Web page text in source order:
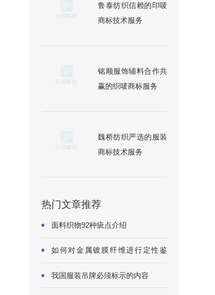
鲁泰纺织信赖的印唛
商标技术服务
铭顺服饰辅料合作共
赢的织唛商标服务
魏桥纺织严选的服装
商标技术服务
热门文章推荐
面料织物92种疵点介绍
如何对金属镀膜纤维进行定性鉴
别?
我国服装吊牌必须标示的内容